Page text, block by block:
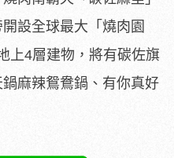
設全球最大「燒肉園
上4層建物，將有碳佐旗
鍋麻辣鴛鴦鍋、有你真好